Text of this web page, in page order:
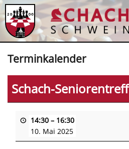
Zum
Inhalt
Terminkalender
Schach-Seniorentreff
14:30 – 16:30
10. Mai 2025